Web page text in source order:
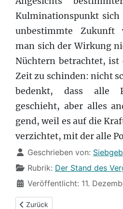
Kulminationspunkt
unbestimmte Zukunft
man sich der Wirkung
Nüchtern betra­chtet, ist
Zeit zu schin­den: nicht
bedenkt, dass alle
geschieht, aber alles
gend, weil es auf die
verzichtet, mit der alle
Details
Geschrieben von:
Rubrik: Der Stand des
Veröffentlicht: 11.
Vorheriger Beitrag: Täter*innen
Zurück